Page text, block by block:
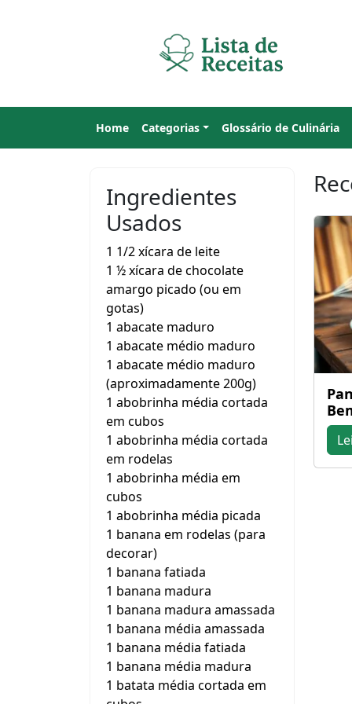
Home Categorias Glossário de Culinária
Ingredientes
Usados
1 1/2 xícara de leite
1 ½ xícara de chocolate
amargo picado (ou em
gotas)
1 abacate maduro
1 abacate médio maduro
1 abacate médio maduro
(aproximadamente 200g)
1 abobrinha média cortada
em cubos
1 abobrinha média cortada
em rodelas
1 abobrinha média em
cubos
1 abobrinha média picada
1 banana em rodelas (para
decorar)
1 banana fatiada
1 banana madura
1 banana madura amassada
1 banana média amassada
1 banana média fatiada
1 banana média madura
1 batata média cortada em